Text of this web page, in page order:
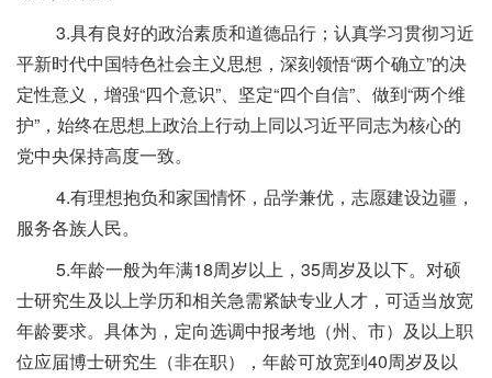
3.具有良好的政治素质和道德品行；认真学习贯彻习近
平新时代中国特色社会主义思想，深刻领悟“两个确立”的决
定性意义，增强“四个意识”、坚定“四个自信”、做到“两个维
护”，始终在思想上政治上行动上同以习近平同志为核心的
党中央保持高度一致。
4.有理想抱负和家国情怀，品学兼优，志愿建设边疆，
服务各族人民。
5.年龄一般为年满18周岁以上，35周岁及以下。对硕
士研究生及以上学历和相关急需紧缺专业人才，可适当放宽
年龄要求。具体为，定向选调中报考地（州、市）及以上职
位应届博士研究生（非在职），年龄可放宽到40周岁及以